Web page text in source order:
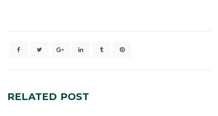
RELATED POST